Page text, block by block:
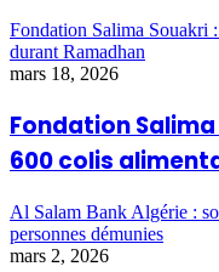
Fondation Salima Souakri
durant Ramadhan
mars 18, 2026
Fondation
600 colis
Al Salam Bank Algérie :
personnes démunies
mars 2, 2026